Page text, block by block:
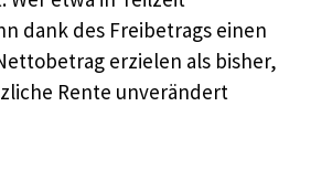
dank des Freibetrags einen
erzielen als bisher,
Rente unverändert